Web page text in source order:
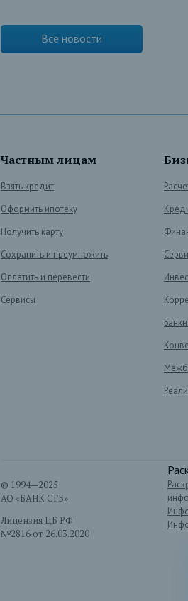
Все новости
Частным лицам
Взять кредит
Оформить ипотеку
Получить карту
Сохранить и преумножить
Оплатить и перевести
Сервисы
© 1994—2025
АО «БАНК СГБ»
Лицензия ЦБ РФ
№2816 от 26.03.2020